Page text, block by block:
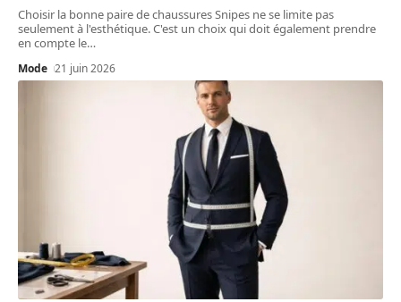
Choisir la bonne paire de chaussures Snipes ne se limite pas
seulement à l'esthétique. C'est un choix qui doit également prendre
en compte le…
Mode 21 juin 2026